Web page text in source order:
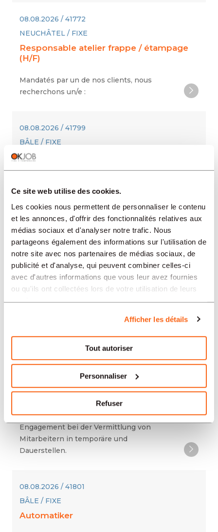
Ce site web utilise des cookies.
Les cookies nous permettent de personnaliser le contenu
et les annonces, d'offrir des fonctionnalités relatives aux
médias sociaux et d'analyser notre trafic. Nous
partageons également des informations sur l'utilisation de
notre site avec nos partenaires de médias sociaux, de
publicité et d'analyse, qui peuvent combiner celles-ci
avec d'autres informations que vous leur avez fournies
ou qu'ils ont collectées lors de votre utilisation de leurs
Afficher les détails
Tout autoriser
Personnaliser
Refuser
08.08.2026 / 41772
NEUCHÂTEL / FIXE
Responsable atelier frappe / étampage
(H/F)
Mandatés par un de nos clients, nous
recherchons un/e :
08.08.2026 / 41799
BÂLE / FIXE
Berufsbildner/in Fachperson Gesundheit
OK JOB in Basel Schweizer Personal- und
ISO 9001, ISO 9001, ISO 14001 und ISO
45001. Wir leben werteorientiertes
Engagement bei der Vermittlung von
Mitarbeitern in temporäre und Dauerstellen
Für unseren Kunden in Region Basel
suchen wir derzeit mehrere Pe
Assistent*in Gesundheit und Soziales
Schweizer Personal- und
Zeitarbeitsunternehmen. Zertifiziert nach
ISO 9001, ISO 9001, ISO 14001 und ISO
45001. Wir leben werteorientiertes
Engagement bei der Vermittlung von
Mitarbeitern in temporäre und
Dauerstellen.
08.08.2026 / 41801
BÂLE / FIXE
Automatiker